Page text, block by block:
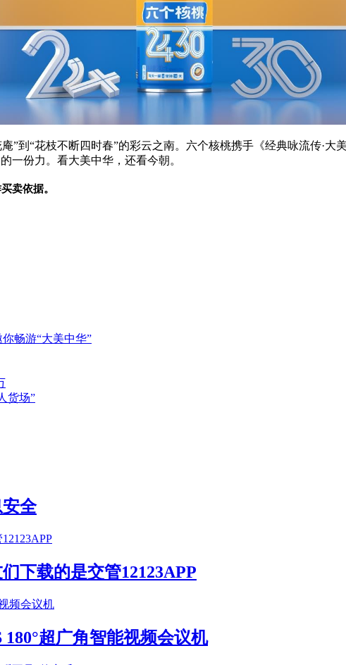
”到“花枝不断四时春”的彩云之南。六个核桃携手《经典咏流传·
一份力。看大美中华，还看今朝。
卖依据。
畅游“大美中华”
货场”
全
下载的是交管12123APP
超广角智能视频会议机